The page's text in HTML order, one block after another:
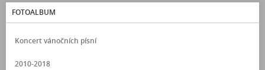
FOTOALBUM
Koncert vánočních písní
2010-2018